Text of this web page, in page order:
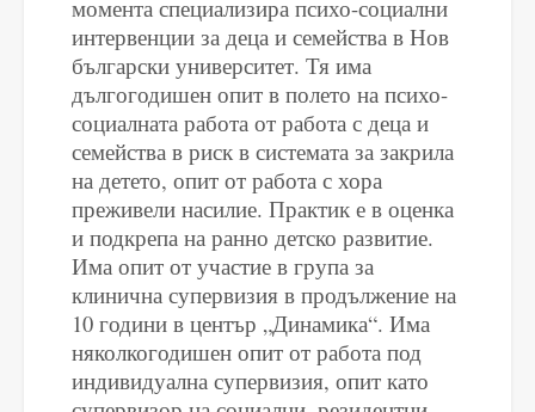
момента специализира психо-социални
интервенции за деца и семейства в Нов
български университет. Тя има
дългогодишен опит в полето на психо-
социалната работа от работа с деца и
семейства в риск в системата за закрила
на детето, опит от работа с хора
преживели насилие. Практик е в оценка
и подкрепа на ранно детско развитие.
Има опит от участие в група за
клинична супервизия в продължение на
10 години в център „Динамика“. Има
няколкогодишен опит от работа под
индивидуална супервизия, опит като